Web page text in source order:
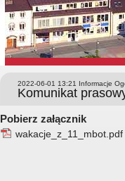
2022-06-01 13:21 Informacje
Komunikat
Pobierz załącznik
wakacje_z_11_mbot.pdf